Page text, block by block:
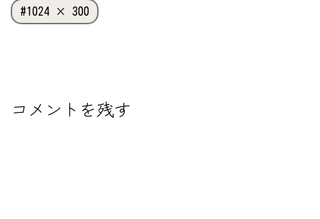
フ
ル
1024 × 300
コメントを残す